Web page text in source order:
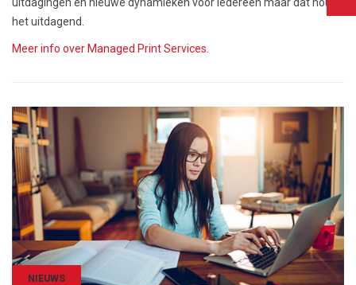
het uitdagend.
Meer info over Managed Print Services.
NIEUWS